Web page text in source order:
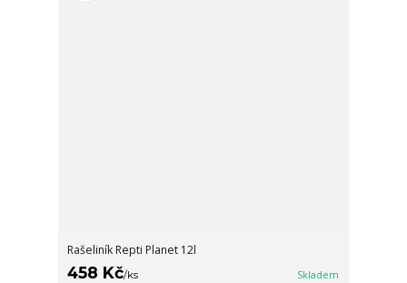
Rašeliník Repti Planet 12l
458 Kč/ks Skladem